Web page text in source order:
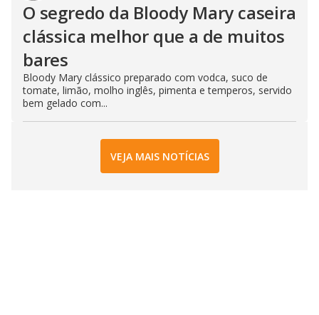
O segredo da Bloody Mary caseira
clássica melhor que a de muitos
bares
Bloody Mary clássico preparado com vodca, suco de
tomate, limão, molho inglês, pimenta e temperos, servido
bem gelado com...
VEJA MAIS NOTÍCIAS